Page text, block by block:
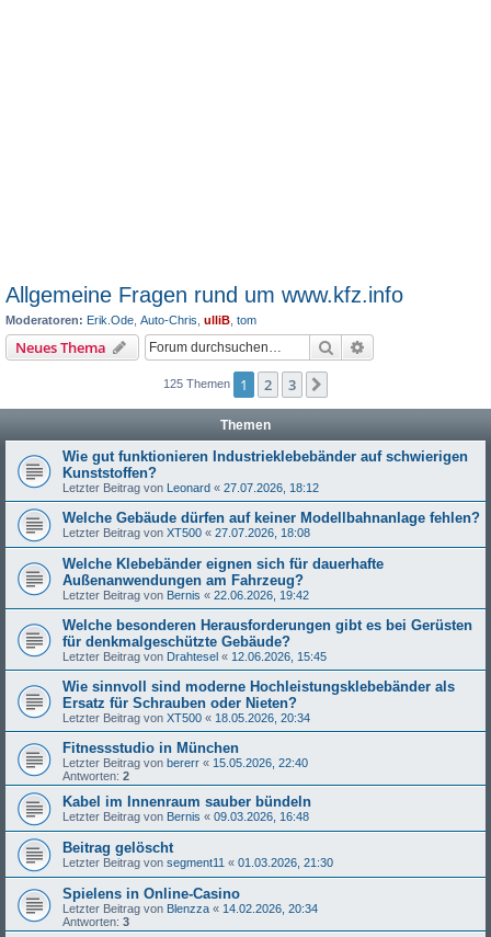
Allgemeine Fragen rund um www.kfz.info
Moderatoren: Erik.Ode Auto-Chris ulliB tom
Neues Thema Suche
125 Themen 1 2 3
Themen
Wie gut funktionieren Industrieklebebänder auf schwierigen
Kunststoffen?
Letzter Beitrag von Leonard « 27.07.2026, 18:12
Welche Gebäude dürfen auf keiner Modellbahnanlage fehlen?
Letzter Beitrag von XT500 « 27.07.2026, 18:08
Welche Klebebänder eignen sich für dauerhafte
Außenanwendungen am Fahrzeug?
Letzter Beitrag von Bernis « 22.06.2026, 19:42
Welche besonderen Herausforderungen gibt es bei Gerüsten
für denkmalgeschützte Gebäude?
Letzter Beitrag von Drahtesel « 12.06.2026, 15:45
Wie sinnvoll sind moderne Hochleistungsklebebänder als
Ersatz für Schrauben oder Nieten?
Letzter Beitrag von XT500 « 18.05.2026, 20:34
Fitnessstudio in München
Letzter Beitrag von bererr « 15.05.2026, 22:40
Antworten: 2
Kabel im Innenraum sauber bündeln
Letzter Beitrag von Bernis « 09.03.2026, 16:48
Beitrag gelöscht
Letzter Beitrag von segment11 « 01.03.2026, 21:30
Spielens in Online-Casino
Letzter Beitrag von Blenzza « 14.02.2026, 20:34
Antworten: 3